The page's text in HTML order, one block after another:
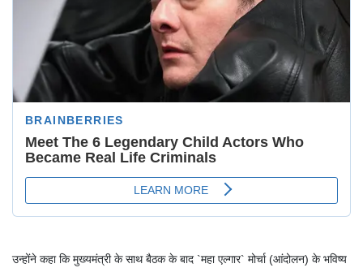
उन्होंने कहा कि मुख्यमंत्री के साथ बैठक के बाद `महा एल्गार` मोर्चा (आंदोलन) के भविष्य